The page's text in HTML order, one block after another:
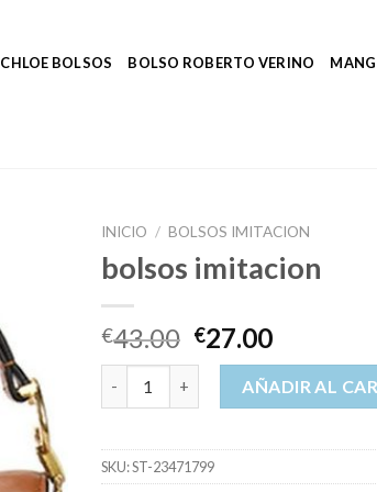
CHLOE BOLSOS BOLSO ROBERTO VERINO
INICIO / BOLSOS IMITACION
bolsos imitacion
€43.00 €27.00
bolsos imitacion cantidadAÑADIR AL
SKU:ST-23471799